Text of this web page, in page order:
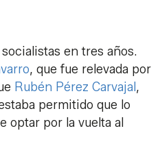
en tres años.
, que fue relevada por
Rubén Pérez Carvajal,
permitido que lo
optar por la vuelta al